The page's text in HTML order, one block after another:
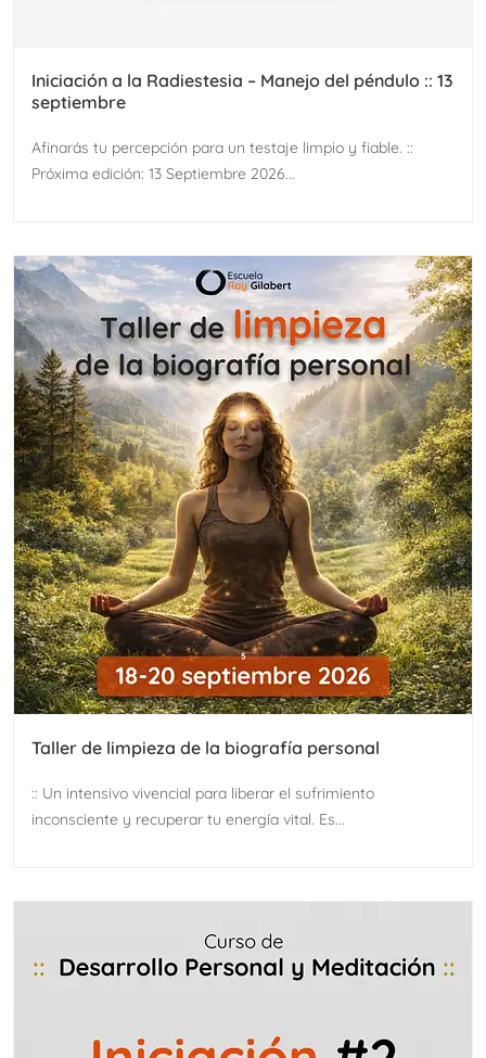
Iniciación a la Radiestesia – Manejo del péndulo :: 13
septiembre
Afinarás tu percepción para un testaje limpio y fiable. ::
Próxima edición: 13 Septiembre 2026...
Taller de limpieza de la biografía personal
:: Un intensivo vivencial para liberar el sufrimiento
inconsciente y recuperar tu energía vital. Es...